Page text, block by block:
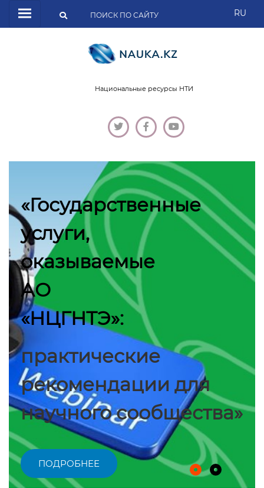
RU
Национальные ресурсы НТИ
«Государственные
услуги,
оказываемые
АО
«НЦГНТЭ»:
практические
рекомендации для
научного сообщества»
ПОДРОБНЕЕ